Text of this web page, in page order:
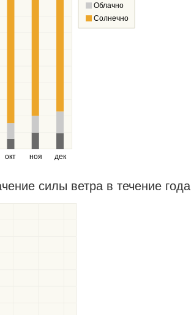
окт ноя дек
Облачно
Солнечно
силы ветра в течение